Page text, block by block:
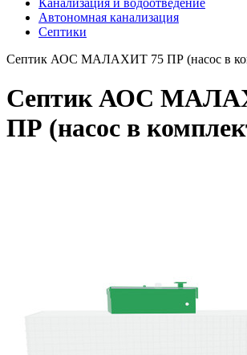
Канализация и водоотведение
Автономная канализация
Септики
Септик АОС МАЛАХИТ 75 ПР (насос в
Септик АОС
ПР (насос в